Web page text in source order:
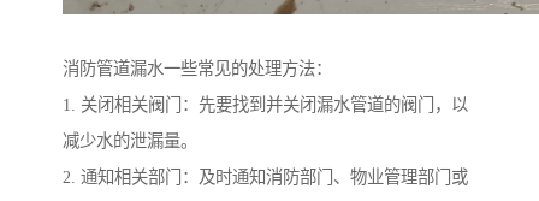
消防管道漏水一些常见的处理方法：
1. 关闭相关阀门：先要找到并关闭漏水管道的阀门，以
减少水的泄漏量。
2. 通知相关部门：及时通知消防部门、物业管理部门或